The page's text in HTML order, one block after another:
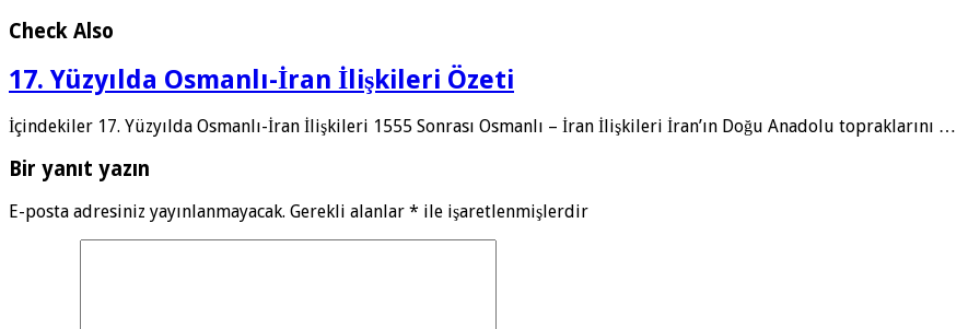
Check Also
17. Yüzyılda Osmanlı-İran İlişkileri Özeti
İçindekiler 17. Yüzyılda Osmanlı-İran İlişkileri 1555 Sonrası Osmanlı – İran İlişkileri İran’ın Doğu Anadolu topraklarını …
Bir yanıt yazın
E-posta adresiniz yayınlanmayacak. Gerekli alanlar * ile işaretlenmişlerdir